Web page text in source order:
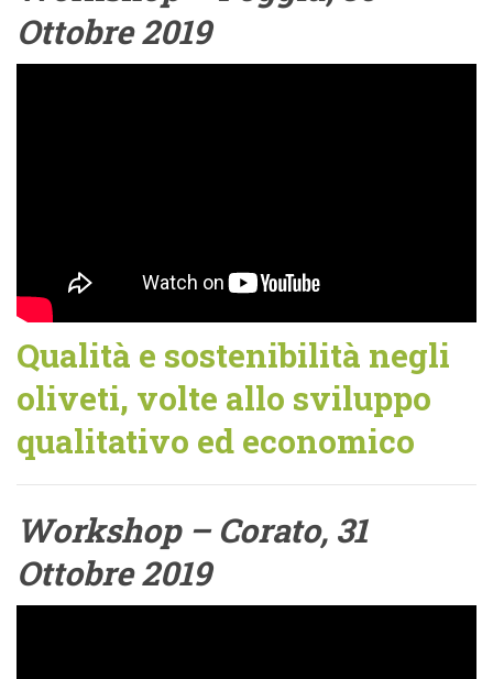
Ottobre 2019
Qualità e sostenibilità negli
oliveti, volte allo sviluppo
qualitativo ed economico
Workshop – Corato, 31
Ottobre 2019